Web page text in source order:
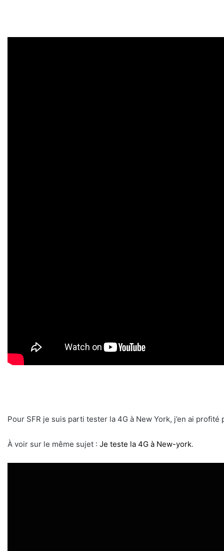
Pour SFR je suis parti tester la 4G à New York, j’en ai
À voir sur le même sujet : Je teste la 4G à New-york.